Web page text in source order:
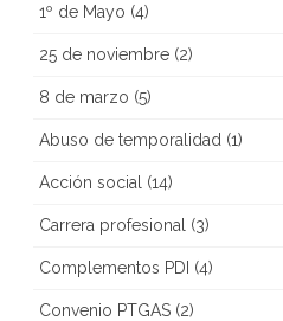
1º de Mayo (4)
25 de noviembre (2)
8 de marzo (5)
Abuso de temporalidad (1)
Acción social (14)
Carrera profesional (3)
Complementos PDI (4)
Convenio PTGAS (2)